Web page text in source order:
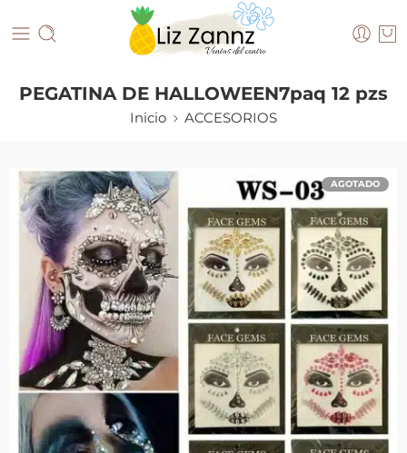
PEGATINA DE HALLOWEEN7paq 12 pzs
Inicio ACCESORIOS
AGOTADO